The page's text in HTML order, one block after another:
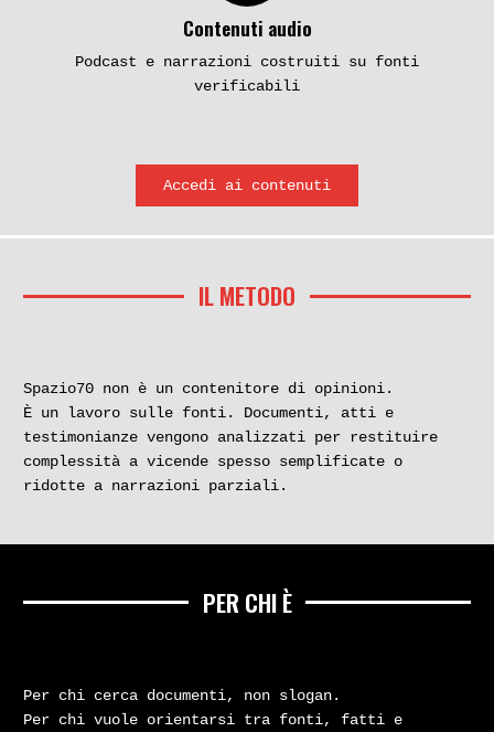
Contenuti audio
Podcast e narrazioni costruiti su fonti
verificabili
Accedi ai contenuti
IL METODO
Spazio70 non è un contenitore di opinioni.
È un lavoro sulle fonti. Documenti, atti e
testimonianze vengono analizzati per restituire
complessità a vicende spesso semplificate o
ridotte a narrazioni parziali.
PER CHI È
Per chi cerca documenti, non slogan.
Per chi vuole orientarsi tra fonti, fatti e